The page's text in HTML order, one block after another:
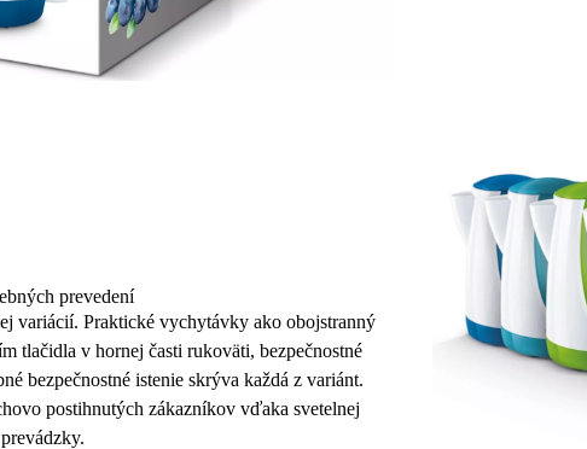
prevedení
variácií. Praktické vychytávky ako obojstranný
tlačidla v hornej časti rukoväti, bezpečnostné
bezpečnostné istenie skrýva každá z variánt.
postihnutých zákazníkov vďaka svetelnej